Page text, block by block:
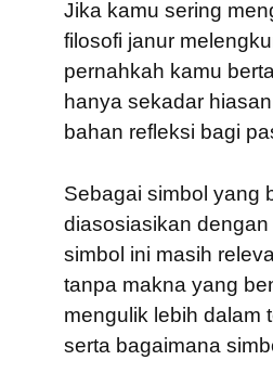
Jika kamu sering
filosofi janur
pernahkah kamu
hanya sekadar
bahan refleksi bagi
Sebagai simbol yang
diasosiasikan
simbol ini masih
tanpa makna yang
mengulik lebih dalam
serta bagaimana